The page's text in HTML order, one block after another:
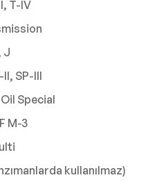
T-IV
J
SP-III
Special
M-3
kullanılmaz)